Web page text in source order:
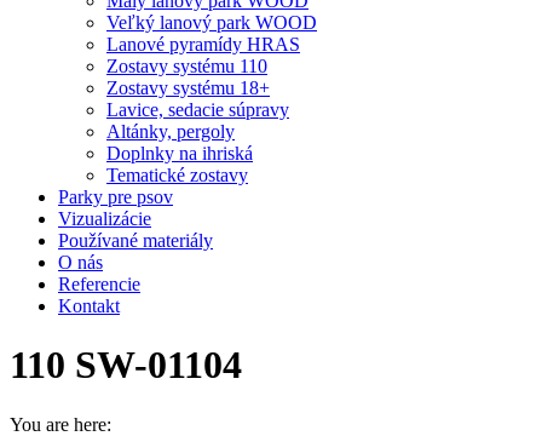
Veľký lanový park WOOD
Lanové pyramídy HRAS
Zostavy systému 110
Zostavy systému 18+
Lavice, sedacie súpravy
Altánky, pergoly
Doplnky na ihriská
Tematické zostavy
Parky pre psov
Vizualizácie
Používané materiály
O nás
Referencie
Kontakt
110 SW-01104
You are here: